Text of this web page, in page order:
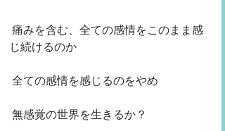
じ続けるのか
全ての感情を感じるのをやめ
無感覚の世界を生きるか？